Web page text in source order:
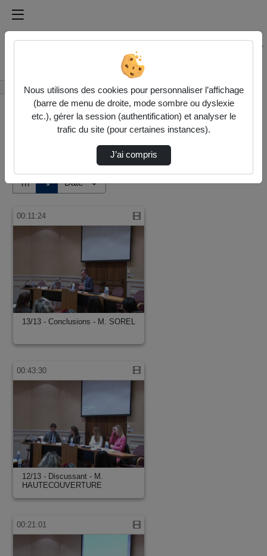
Médiathèque de l'université Paris
Rechercher un média sur Médiathèque de l'université
Accueil Vidéos
Tri ↘
00:11:24
13/13 - Conclusions - M. SOREL
00:43:30
12/13 - Discussant - M.
HAUTECOUVERTURE
00:21:01
Nous utilisons des cookies pour personnaliser l’affichage
(barre de menu de droite, mode sombre ou dyslexie
etc.), gérer la session (authentification) et analyser le
trafic du site (pour certaines instances).
J’ai compris